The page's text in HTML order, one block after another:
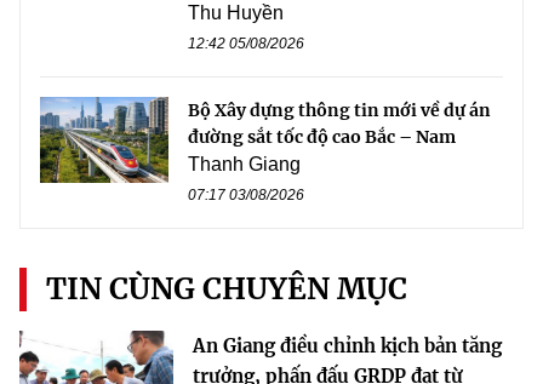
Thu Huyền
12:42 05/08/2026
Bộ Xây dựng thông tin mới về dự án
đường sắt tốc độ cao Bắc – Nam
Thanh Giang
07:17 03/08/2026
TIN CÙNG CHUYÊN MỤC
An Giang điều chỉnh kịch bản tăng
trưởng, phấn đấu GRDP đạt từ